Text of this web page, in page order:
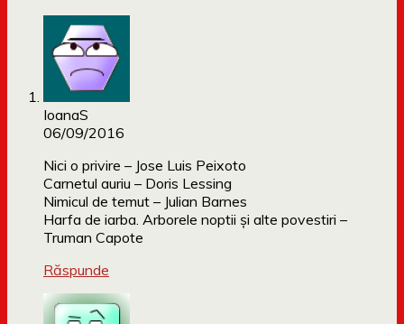
IoanaS
06/09/2016
Nici o privire – Jose Luis Peixoto
Carnetul auriu – Doris Lessing
Nimicul de temut – Julian Barnes
Harfa de iarba. Arborele noptii și alte povestiri –
Truman Capote
Răspunde